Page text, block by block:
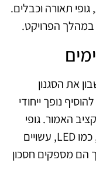
תאורה וכבלים.
במהלך הפרויקט.
את הסגנון
נופך ייחודי
האמור. גופי
תאורה עם טכנולוגיה חסכונית באנרגיה, כמו LED, עשויים
הם מספקים חסכון